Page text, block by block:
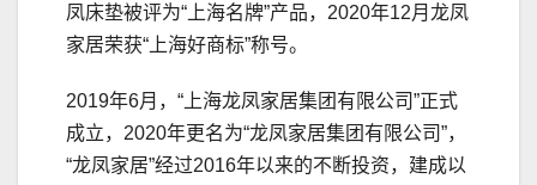
凤床垫被评为“上海名牌”产品，2020年12月龙凤
家居荣获“上海好商标”称号。
2019年6月，“上海龙凤家居集团有限公司”正式
成立，2020年更名为“龙凤家居集团有限公司”，
“龙凤家居”经过2016年以来的不断投资，建成以